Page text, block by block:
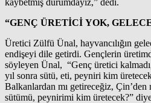
“GENÇ ÜRETİCİ YOK,
Üretici Zülfü Ünal, hayvancılığın
endişeyi dile getirdi. Gençlerin
söyleyen Ünal, “Genç üretici
yıl sonra sütü, eti, peyniri kim
Balkanlardan mı getireceğiz,
sütümü, peynirimi kim üretecek?”